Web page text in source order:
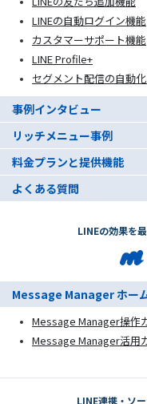
LINEの自動ログイン機能
カスタマーサポート機能
LINE Profile+
セグメント配信の自動化
事例インタビュー
リッチメニュー事例
料金プランと提供機能
よくある質問
LINEの効果を
Message Manager ホー
Message Manager操作
Message Manager活用
LINE連携・ソ